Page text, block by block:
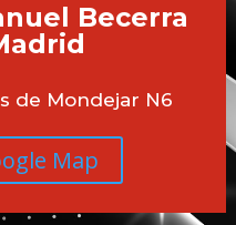
Becerra
de Mondejar N6
Map